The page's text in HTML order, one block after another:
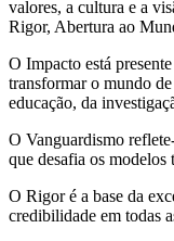
valores, a cultura e a
Rigor, Abertura ao
O Impacto está
transformar o mundo
educação, da
O Vanguardismo
que desafia os
O Rigor é a base da
credibilidade em todas